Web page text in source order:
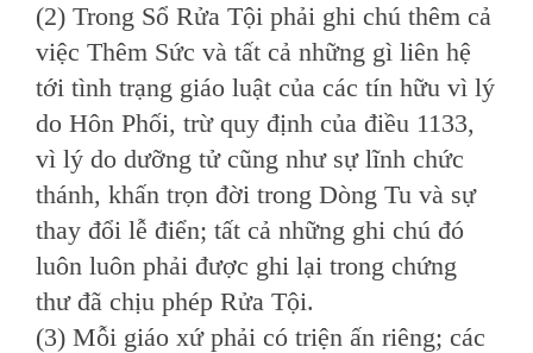
(2) Trong Sổ Rửa Tội phải ghi chú thêm cả
việc Thêm Sức và tất cả những gì liên hệ
tới tình trạng giáo luật của các tín hữu vì lý
do Hôn Phối, trừ quy định của điều 1133,
vì lý do dưỡng tử cũng như sự lĩnh chức
thánh, khấn trọn đời trong Dòng Tu và sự
thay đổi lễ điển; tất cả những ghi chú đó
luôn luôn phải được ghi lại trong chứng
thư đã chịu phép Rửa Tội.
(3) Mỗi giáo xứ phải có triện ấn riêng; các